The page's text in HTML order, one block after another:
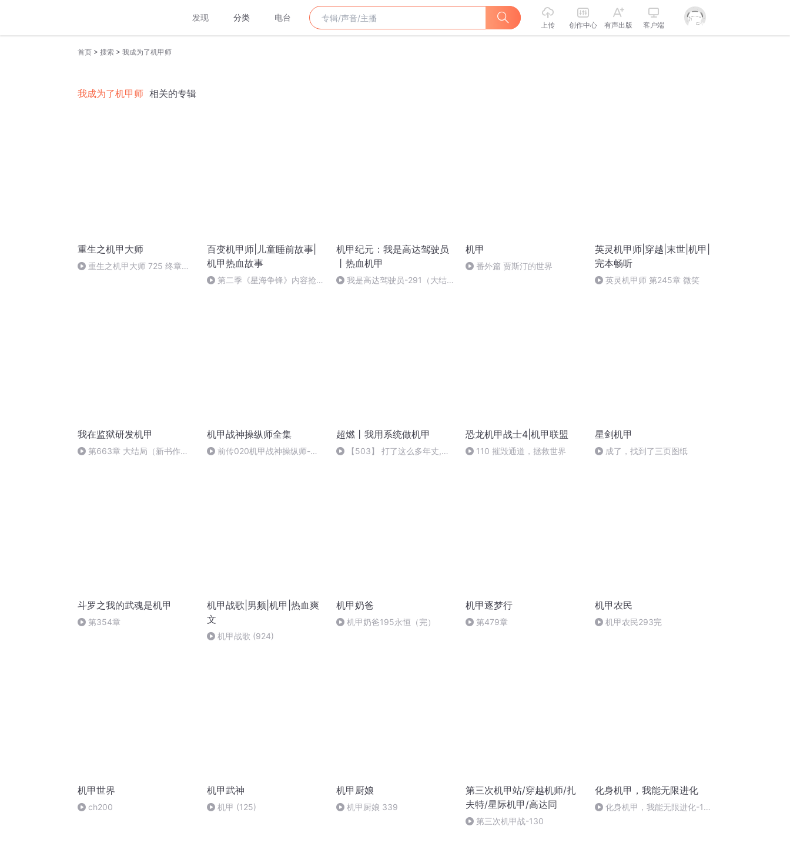
发现 分类 电台
上传 创作中心 有声出版 客户端
首页 > 搜索 > 我成为了机甲师
我成为了机甲师 相关的专辑
重生之机甲大师
重生之机甲大师 725 终章
百变机甲师|儿童睡前故事|
机甲热血故事
第二季《星海争锋》内容抢先
机甲纪元：我是高达驾驶员
丨热血机甲
我是高达驾驶员-291（大结
机甲
番外篇 贾斯汀的世界
英灵机甲师|穿越|末世|机甲|
完本畅听
英灵机甲师 第245章 微笑
我在监狱研发机甲
第663章 大结局（新书作为
机甲战神操纵师全集
前传020机甲战神操纵师-亚
超燃丨我用系统做机甲
【503】 打了这么多年丈,搞
恐龙机甲战士4|机甲联盟
110 摧毁通道，拯救世界
星剑机甲
成了，找到了三页图纸
斗罗之我的武魂是机甲
第354章
机甲战歌|男频|机甲|热血爽
文
机甲战歌 (924)
机甲奶爸
机甲奶爸195永恒（完）
机甲逐梦行
第479章
机甲农民
机甲农民293完
机甲世界
ch200
机甲武神
机甲 (125)
机甲厨娘
机甲厨娘 339
第三次机甲站/穿越机师/扎
夫特/星际机甲/高达同
第三次机甲战-130
化身机甲，我能无限进化
化身机甲，我能无限进化-112